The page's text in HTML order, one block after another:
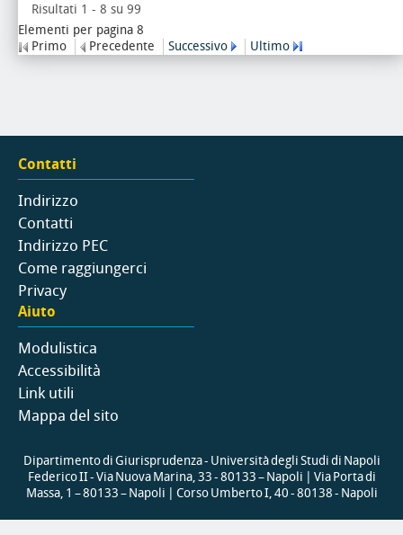
Risultati 1 - 8 su 99
Elementi per pagina 8
Primo
Precedente Successivo Ultimo
Contatti
Indirizzo
Contatti
Indirizzo PEC
Come raggiungerci
Privacy
Aiuto
Modulistica
Accessibilità
Link utili
Mappa del sito
Dipartimento di Giurisprudenza - Università degli Studi di Napoli
Federico II - Via Nuova Marina, 33 - 80133 – Napoli | Via Porta di
Massa, 1 – 80133 – Napoli | Corso Umberto I, 40 - 80138 - Napoli